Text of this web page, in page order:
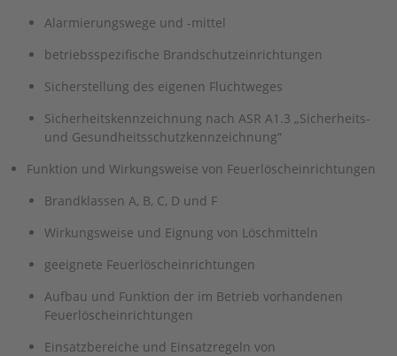
Alarmierungswege und -mittel
betriebsspezifische Brandschutzeinrichtungen
Sicherstellung des eigenen Fluchtweges
Sicherheitskennzeichnung nach ASR A1.3 „Sicherheits-
und Gesundheitsschutzkennzeichnung“
Funktion und Wirkungsweise von Feuerlöscheinrichtungen
Brandklassen A, B, C, D und F
Wirkungsweise und Eignung von Löschmitteln
geeignete Feuerlöscheinrichtungen
Aufbau und Funktion der im Betrieb vorhandenen
Feuerlöscheinrichtungen
Einsatzbereiche und Einsatzregeln von